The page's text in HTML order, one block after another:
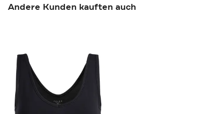
Andere Kunden kauften auch